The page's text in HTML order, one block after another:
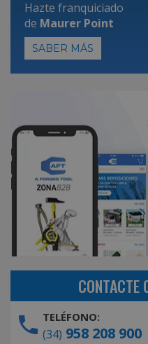
Hazte franquiciado
de Maurer Point
SABER MÁS
CONTACTE
TELÉFONO:
(34) 958 208 900